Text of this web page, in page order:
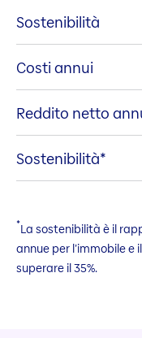
Sostenibilità
Costi annui
Reddito netto
Sostenibilità*
*La sostenibilità è il
annue per l’immobile
superare il 35%.